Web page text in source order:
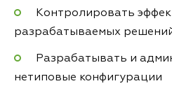
Контролировать
разрабатываемых
Разрабатывать и
нетиповые конфигурации